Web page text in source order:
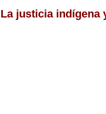
La justicia indígena